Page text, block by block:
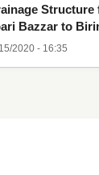
Structure
Bazzar to
2020 - 16:35